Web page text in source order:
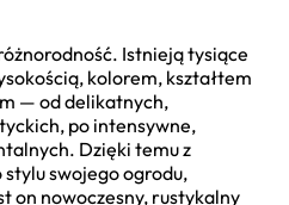
Istnieją tysiące
kolorem, kształtem
— od delikatnych,
po intensywne,
Dzięki temu z
stylu swojego ogrodu,
on nowoczesny, rustykalny